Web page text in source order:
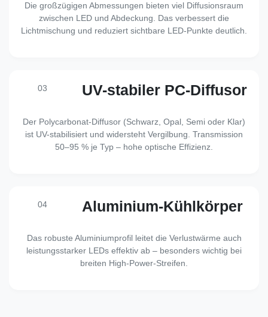
Die großzügigen Abmessungen bieten viel Diffusionsraum
zwischen LED und Abdeckung. Das verbessert die
Lichtmischung und reduziert sichtbare LED-Punkte deutlich.
03 UV-stabiler PC-Diffusor
Der Polycarbonat-Diffusor (Schwarz, Opal, Semi oder Klar)
ist UV-stabilisiert und widersteht Vergilbung. Transmission
50–95 % je Typ – hohe optische Effizienz.
04 Aluminium-Kühlkörper
Das robuste Aluminiumprofil leitet die Verlustwärme auch
leistungsstarker LEDs effektiv ab – besonders wichtig bei
breiten High-Power-Streifen.